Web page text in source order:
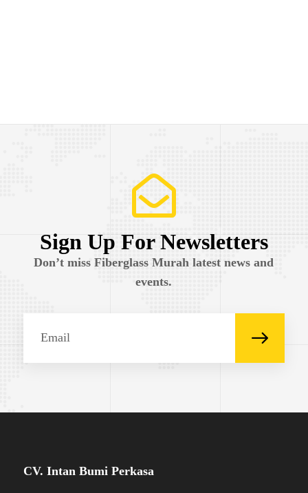
Sign Up For Newsletters
Don’t miss Fiberglass Murah latest news and
events.
CV. Intan Bumi Perkasa